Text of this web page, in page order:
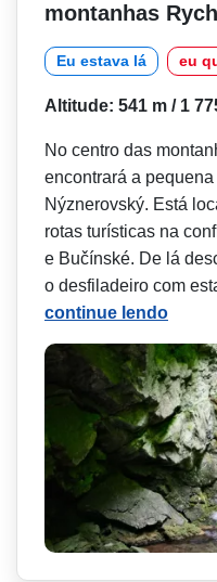
montanhas
Eu estava lá eu
Altitude: 541 m / 1
No centro das
encontrará a
Nýznerovský. Está
rotas turísticas na
e Bučínské. De lá
o desfiladeiro com
continue lendo